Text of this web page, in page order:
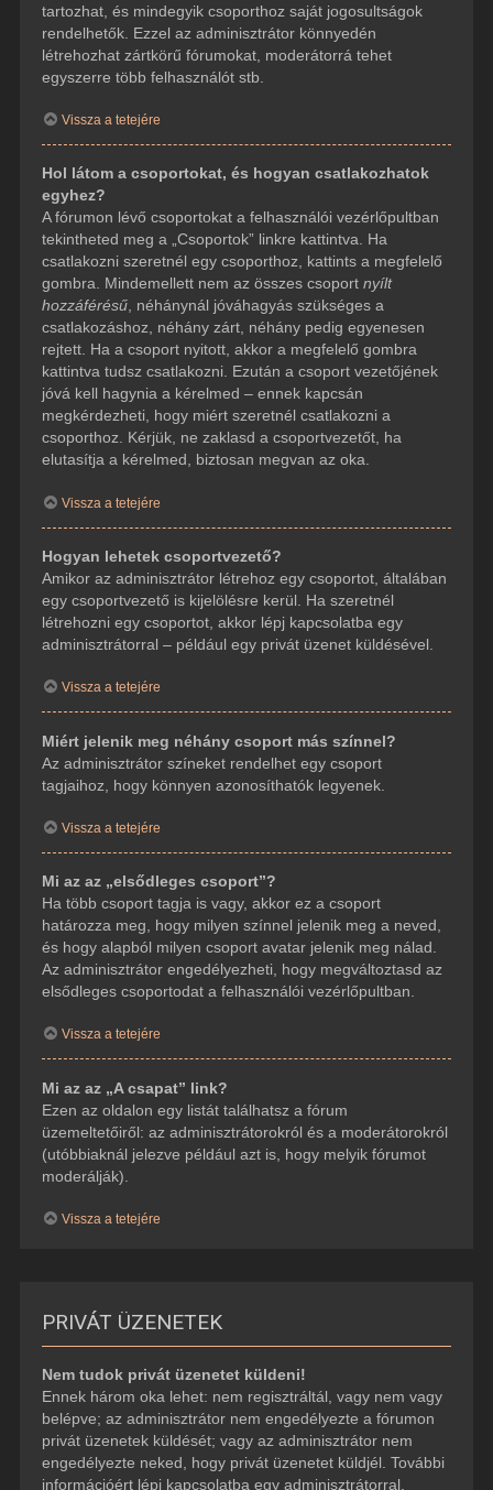
tartozhat, és mindegyik csoporthoz saját jogosultságok
rendelhetők. Ezzel az adminisztrátor könnyedén
létrehozhat zártkörű fórumokat, moderátorrá tehet
egyszerre több felhasználót stb.
Vissza a tetejére
Hol látom a csoportokat, és hogyan csatlakozhatok
egyhez?
A fórumon lévő csoportokat a felhasználói vezérlőpultban
tekintheted meg a „Csoportok” linkre kattintva. Ha
csatlakozni szeretnél egy csoporthoz, kattints a megfelelő
gombra. Mindemellett nem az összes csoport nyílt
hozzáférésű, néhánynál jóváhagyás szükséges a
csatlakozáshoz, néhány zárt, néhány pedig egyenesen
rejtett. Ha a csoport nyitott, akkor a megfelelő gombra
kattintva tudsz csatlakozni. Ezután a csoport vezetőjének
jóvá kell hagynia a kérelmed – ennek kapcsán
megkérdezheti, hogy miért szeretnél csatlakozni a
csoporthoz. Kérjük, ne zaklasd a csoportvezetőt, ha
elutasítja a kérelmed, biztosan megvan az oka.
Vissza a tetejére
Hogyan lehetek csoportvezető?
Amikor az adminisztrátor létrehoz egy csoportot, általában
egy csoportvezető is kijelölésre kerül. Ha szeretnél
létrehozni egy csoportot, akkor lépj kapcsolatba egy
adminisztrátorral – például egy privát üzenet küldésével.
Vissza a tetejére
Miért jelenik meg néhány csoport más színnel?
Az adminisztrátor színeket rendelhet egy csoport
tagjaihoz, hogy könnyen azonosíthatók legyenek.
Vissza a tetejére
Mi az az „elsődleges csoport”?
Ha több csoport tagja is vagy, akkor ez a csoport
határozza meg, hogy milyen színnel jelenik meg a neved,
és hogy alapból milyen csoport avatar jelenik meg nálad.
Az adminisztrátor engedélyezheti, hogy megváltoztasd az
elsődleges csoportodat a felhasználói vezérlőpultban.
Vissza a tetejére
Mi az az „A csapat” link?
Ezen az oldalon egy listát találhatsz a fórum
üzemeltetőiről: az adminisztrátorokról és a moderátorokról
(utóbbiaknál jelezve például azt is, hogy melyik fórumot
moderálják).
Vissza a tetejére
PRIVÁT ÜZENETEK
Nem tudok privát üzenetet küldeni!
Ennek három oka lehet: nem regisztráltál, vagy nem vagy
belépve; az adminisztrátor nem engedélyezte a fórumon
privát üzenetek küldését; vagy az adminisztrátor nem
engedélyezte neked, hogy privát üzenetet küldjél. További
információért lépj kapcsolatba egy adminisztrátorral.